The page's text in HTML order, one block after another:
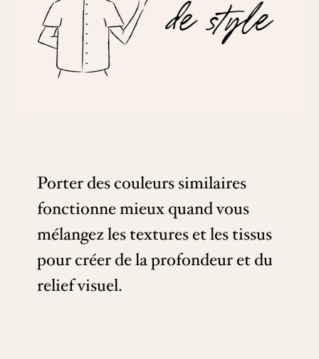
Porter des couleurs similaires
fonctionne mieux quand vous
mélangez les textures et les tissus
pour créer de la profondeur et du
relief visuel.